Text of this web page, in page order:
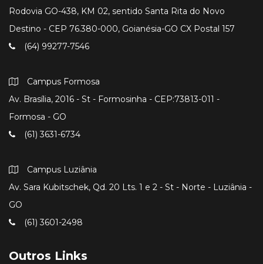
Rodovia GO-438, KM 02, sentido Santa Rita do Novo
Destino - CEP 76.380-000, Goianésia-GO CX Postal 157
(64) 99277-7546
Campus Formosa
Av. Brasília, 2016 - St - Formosinha - CEP:73813-011 -
Formosa - GO
(61) 3631-6734
Campus Luziânia
Av. Sara Kubitschek, Qd. 20 Lts. 1 e 2 - St - Norte - Luziânia -
GO
(61) 3601-2498
Outros Links